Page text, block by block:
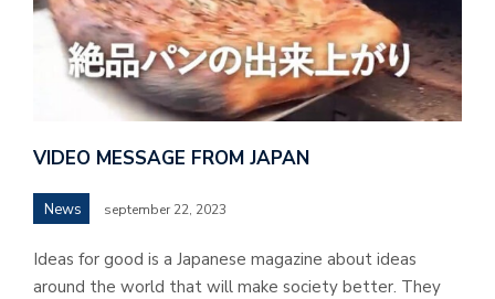
VIDEO MESSAGE FROM JAPAN
News september 22, 2023
Ideas for good is a Japanese magazine about ideas
around the world that will make society better. They